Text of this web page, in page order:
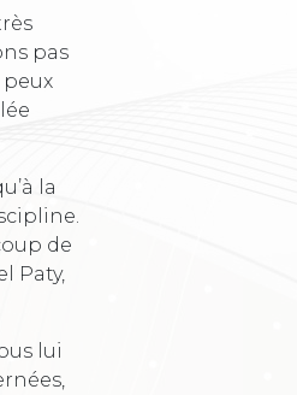
pas
la
de
Paty,
lui